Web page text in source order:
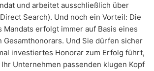
und arbeitet ausschließlich über
Search). Und noch ein Vorteil: Die
Mandats erfolgt immer auf Basis eines
Und Sie dürfen sicher
investiertes Honorar zum Erfolg führt,
Unternehmen passenden klugen Kopf